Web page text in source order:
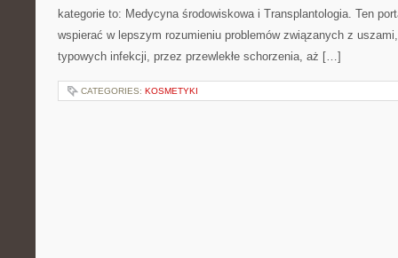
kategorie to: Medycyna środowiskowa i Transplantologia. Ten
wspierać w lepszym rozumieniu problemów związanych z
typowych infekcji, przez przewlekłe schorzenia, aż […]
CATEGORIES: KOSMETYKI